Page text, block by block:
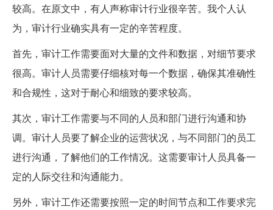
较高。在原文中，有人声称审计行业很辛苦。我个人认
为，审计行业确实具有一定的辛苦程度。
首先，审计工作需要面对大量的文件和数据，对细节要求
很高。审计人员需要仔细核对每一个数据，确保其准确性
和合规性，这对于耐心和细致的要求较高。
其次，审计工作需要与不同的人员和部门进行沟通和协
调。审计人员要了解企业的运营状况，与不同部门的员工
进行沟通，了解他们的工作情况。这需要审计人员具备一
定的人际交往和沟通能力。
另外，审计工作还需要按照一定的时间节点和工作要求完